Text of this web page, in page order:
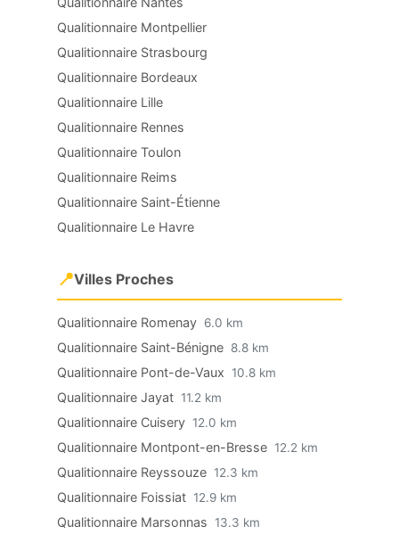
Qualitionnaire Montpellier
Qualitionnaire Strasbourg
Qualitionnaire Bordeaux
Qualitionnaire Lille
Qualitionnaire Rennes
Qualitionnaire Toulon
Qualitionnaire Reims
Qualitionnaire Saint-Étienne
Qualitionnaire Le Havre
📍Villes Proches
Qualitionnaire Romenay 6.0 km
Qualitionnaire Saint-Bénigne 8.8 km
Qualitionnaire Pont-de-Vaux 10.8 km
Qualitionnaire Jayat 11.2 km
Qualitionnaire Cuisery 12.0 km
Qualitionnaire Montpont-en-Bresse 12.2 km
Qualitionnaire Reyssouze 12.3 km
Qualitionnaire Foissiat 12.9 km
Qualitionnaire Marsonnas 13.3 km